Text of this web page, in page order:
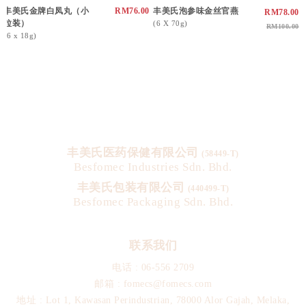
丰美氏金牌白凤丸（小
粒装）
(6 x 18g)
RM76.00 丰美氏泡参味金丝官燕
(6 X 70g)
RM78.00
RM100.00
丰美氏医药保健有限公司 (58449-T)
Besfomec Industries Sdn. Bhd.
丰美氏包装有限公司
(440499-T)
Besfomec Packaging Sdn. Bhd.
联系我们
电话 : 06-556 2709
邮箱 : fomecs@fomecs.com
地址 : Lot 1, Kawasan Perindustrian, 78000 Alor Gajah, Melaka,